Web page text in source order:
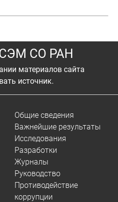
СО РАН
материалов сайта
источник.
Общие сведения
Важнейшие результаты
Исследования
Разработки
Журналы
Руководство
Противодействие
коррупции